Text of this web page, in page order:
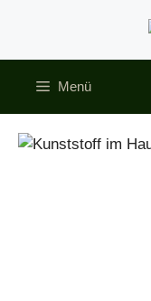
springen
Menü